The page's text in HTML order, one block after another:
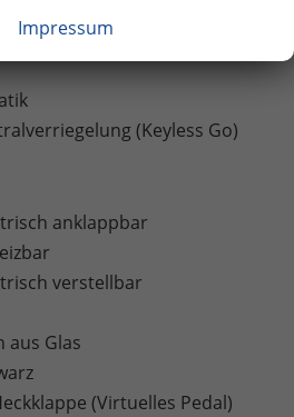
(Keyless Go)
anklappbar
verstellbar
aus Glas
(Virtuelles Pedal)
Impressum